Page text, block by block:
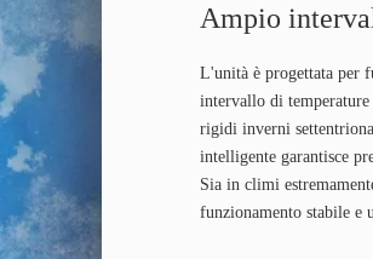
Ampio
L'unità è progettata per
intervallo di temperature
rigidi inverni
intelligente garantisce
Sia in climi
funzionamento stabile e